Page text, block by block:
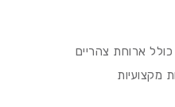
ארוחת צהריים
מקצועיות